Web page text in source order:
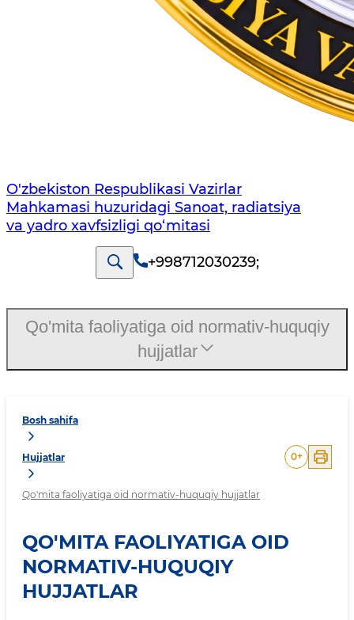
O'zbekiston Respublikasi Vazirlar
Mahkamasi huzuridagi Sanoat, radiatsiya
va yadro xavfsizligi qo‘mitasi
+998712030239;
Bosh sahifa
Hujjatlar
Qo'mita faoliyatiga oid normativ-huquqiy hujjatlar
0+
QO'MITA FAOLIYATIGA OID
NORMATIV-HUQUQIY
HUJJATLAR
Qo'mita faoliyatiga oid normativ-huquqiy
hujjatlar